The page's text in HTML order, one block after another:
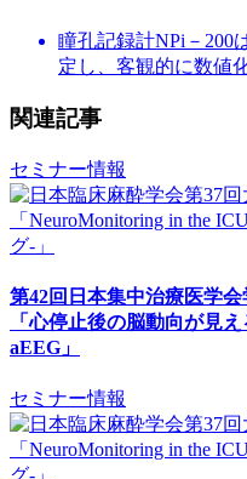
瞳孔記録計NPi－200
定し、客観的に数値
関連記事
セミナー情報
第42回日本集中治療医学
「心停止後の脳動向が見
aEEG」
セミナー情報